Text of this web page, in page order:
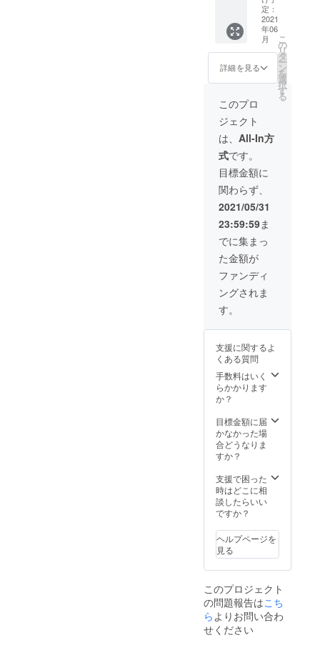
可（※ア
ルコー
ルは除
外） 特
製カス
タード
ちご、
ベリー
ソース
をサン
ドした
トレン
ドのス
イーツ
バー
ガー。
見た目
もかわ
いらし
くご満
足頂け
ます。
※注意：
引き換
年6月30
日迄で
す。ま
た準備
の都合
上、受
の日程
を備考
欄にご
い。 ■
おすす
めのパ
ウンド
種類の
お持ち
帰りを
ご用意
りま
す。
（内
容：フ
ルーツ
きなド
リンク
（M）
サイズ
をお楽
しみい
ただけ
ます。
但し、
ホット
コー
ヒー・
アイス
コー
ヒーは
（L）サ
イズも
可。
（※アル
コール
は除
外） ※
注意：
ご利用
有効期
限は、
日迄と
す。 ■
１ドリ
ンクに1
枚ずつ
ご利用
けま
す。
（セッ
トメ
にはご
利用い
ただけ
ませ
■テレ
ワーク
やお友
達との
間にソ
ラーレ
をご活
用くだ
さい。
定：
2021
年06
月
詳細を見る
こ
の
リ
タ
ー
ン
を
選
択
す
る
このプロ
ジェクト
は、 All-In方
式です。
目標金額に
関わらず、
2021/05/31
23:59:59ま
でに集まっ
た金額が
ファンディ
ングされま
す。
支援に関するよ
くある質問
手数料はいく
らかかります
か？
目標金額に届
かなかった場
合どうなりま
すか？
支援で困った
時はどこに相
談したらいい
ですか？
ヘルプページを
見る
このプロジェクト
の問題報告はこち
ら よりお問い合わ
せください